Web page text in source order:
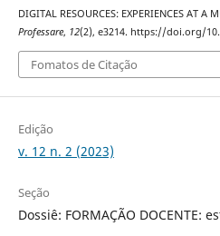
DIGITAL RESOURCES: EXPERIENCES AT
Professare, 12(2), e3214. https://doi.org/
Fomatos de Citação
Edição
v. 12 n. 2 (2023)
Seção
Dossiê: FORMAÇÃO DOCENTE: